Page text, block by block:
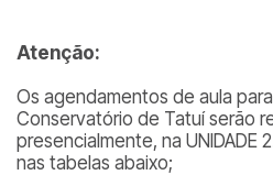
Atenção:
Os agendamentos de aula
Conservatório de Tatuí serão
presencialmente, na UNIDADE
nas tabelas abaixo;